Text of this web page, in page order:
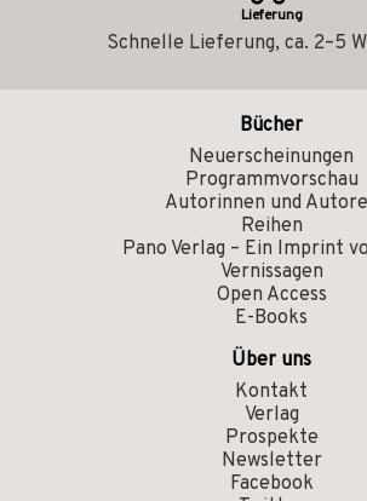
Lieferung
Schnelle Lieferung, ca. 2–5
Bücher
Neuerscheinungen
Programmvorschau
Autorinnen und
Reihen
Pano Verlag – Ein Imprint
Vernissagen
Open Access
E-Books
Über uns
Kontakt
Verlag
Prospekte
Newsletter
Facebook